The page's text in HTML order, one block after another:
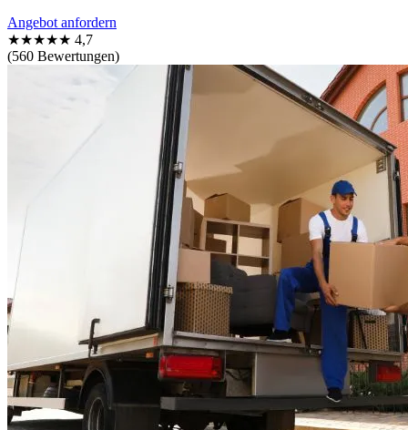
Angebot anfordern
★★★★★ 4,7
(560 Bewertungen)